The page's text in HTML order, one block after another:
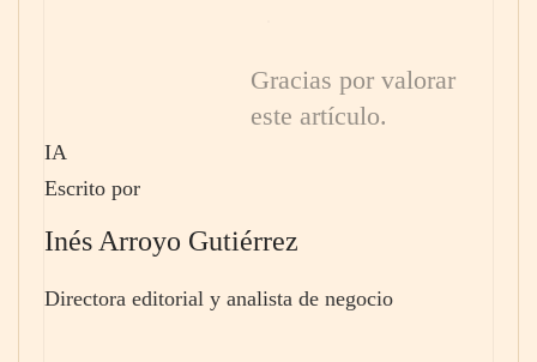
Gracias por valorar
este artículo.
IA
Escrito por
Inés Arroyo Gutiérrez
Directora editorial y analista de negocio